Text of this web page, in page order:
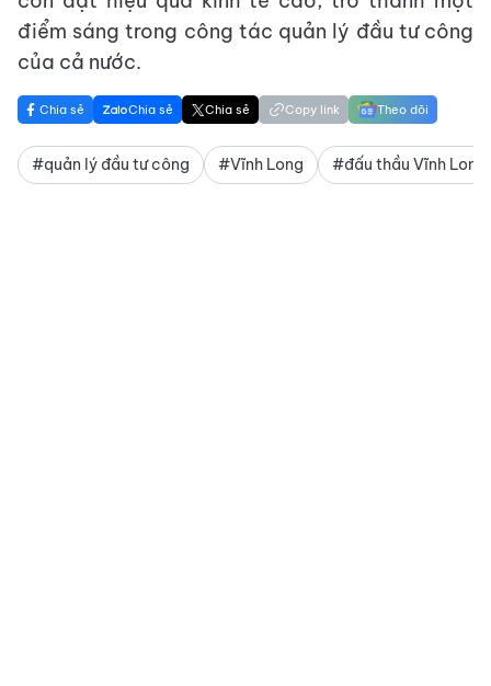
điểm sáng trong công tác quản lý đầu tư công
của cả nước.
Chia sẻ Chia sẻ Chia sẻ Copy link Theo dõi
#quản lý đầu tư công #Vĩnh Long #đấu thầu Vĩnh Long